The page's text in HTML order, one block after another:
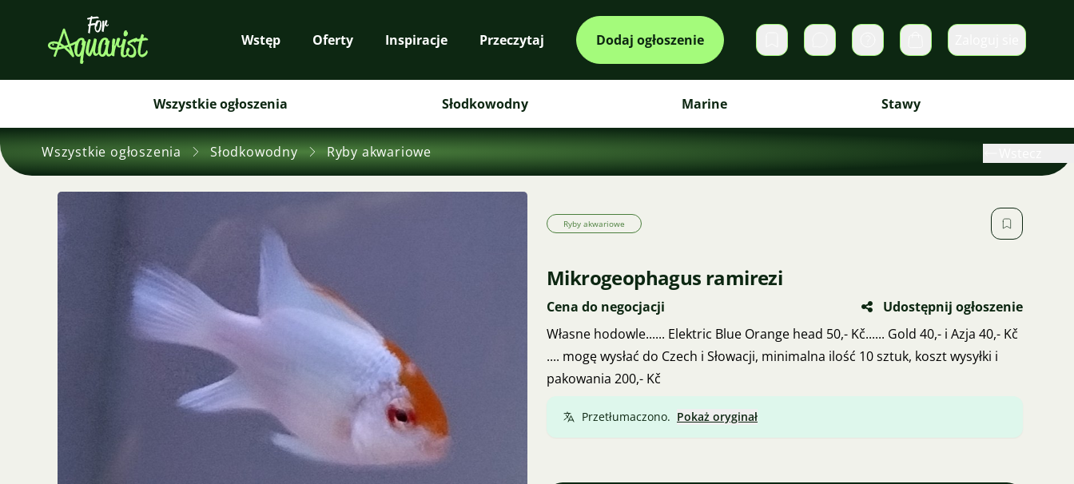
Wstęp Oferty Inspiracje Przeczytaj Dodaj ogłoszenie Prywatne wiadomości
Koszyk
Wszystkie ogłoszenia Słodkowodny Marine Stawy
Wszystkie ogłoszenia Słodkowodny Ryby akwariowe
Ryby akwariowe
Mikrogeophagus ramirezi
Cena do negocjacji
Udostępnij ogłoszenie
Własne hodowle...... Elektric Blue Orange head 50,- Kč...... Gold 40,- i Azja 40,- Kč
.... mogę wysłać do Czech i Słowacji, minimalna ilość 10 sztuk, koszt wysyłki i
pakowania 200,- Kč
Przetłumaczono. Pokaż oryginał